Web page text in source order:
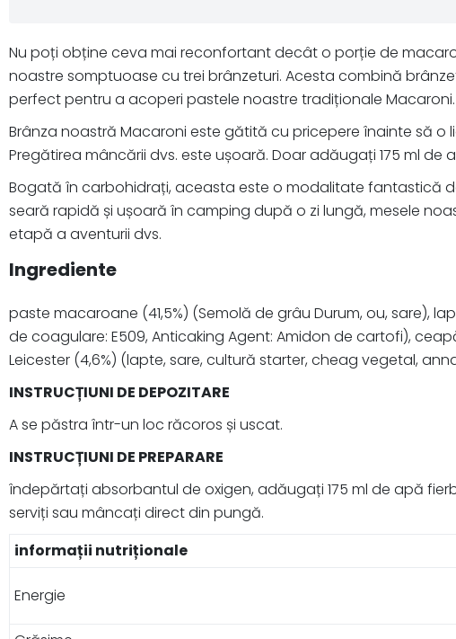
Nu poți obține ceva mai reconfortant decât o porție de
noastre somptuoase cu trei brânzeturi. Acesta combină
perfect pentru a acoperi pastele noastre tradiționale Macaroni.
Brânza noastră Macaroni este gătită cu pricepere înainte să
Pregătirea mâncării dvs. este ușoară. Doar adăugați 175 ml
Bogată în carbohidrați, aceasta este o modalitate fantastică
seară rapidă și ușoară în camping după o zi lungă, mesele
etapă a aventurii dvs.
Ingrediente
paste macaroane (41,5%) (Semolă de grâu Durum, ou, sare),
de coagulare: E509, Anticaking Agent: Amidon de cartofi),
Leicester (4,6%) (lapte, sare, cultură starter, cheag vegetal,
INSTRUCȚIUNI DE DEPOZITARE
A se păstra într-un loc răcoros și uscat.
INSTRUCȚIUNI DE PREPARARE
îndepărtați absorbantul de oxigen, adăugați 175 ml de apă
serviți sau mâncați direct din pungă.
informații nutriționale
Energie